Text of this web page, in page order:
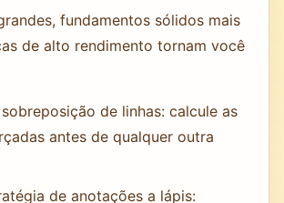
fundamentos sólidos mais
de alto rendimento tornam você
de linhas: calcule as
antes de qualquer outra
de anotações a lápis: